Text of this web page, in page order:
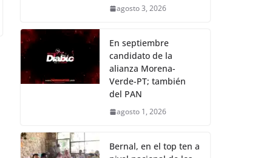
agosto 3, 2026
En septiembre
candidato de la
alianza Morena-
Verde-PT; también
del PAN
agosto 1, 2026
Bernal, en el top ten a